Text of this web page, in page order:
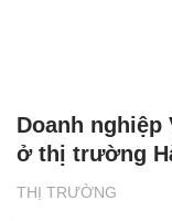
THỊ TRƯỜNG
Doanh nghiệp
ở thị trường